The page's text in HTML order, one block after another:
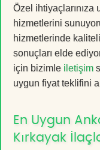
Özel ihtiyaçlarınıza
hizmetlerini
hizmetlerinde
sonuçları elde
için bizimle iletişim
uygun fiyat teklifini
En Uygun
Kırkayak